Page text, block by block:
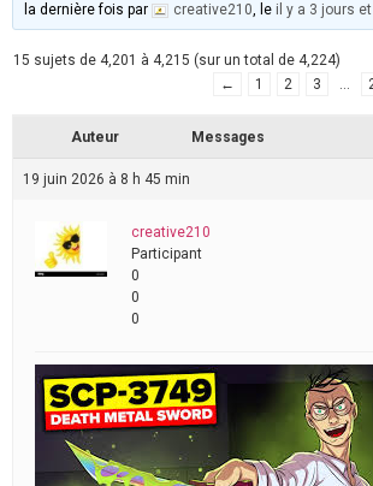
la dernière fois par
creative210, le il y a 3 jours
15 sujets de 4,201 à 4,215 (sur un total de 4,224)
←
1 2 3 …
Auteur Messages
19 juin 2026 à 8 h 45 min
creative210
Participant
0
0
0